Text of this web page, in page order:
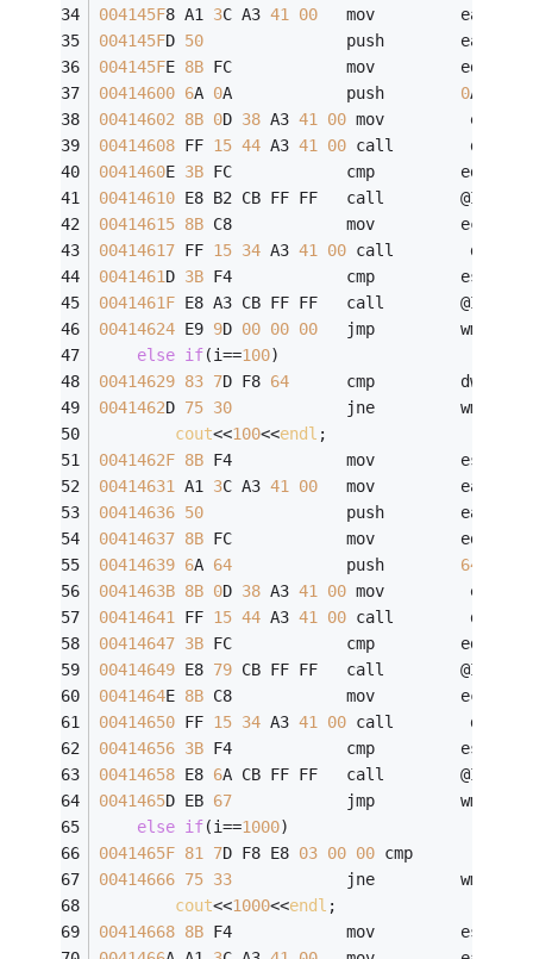
004145F8 A1 3C A3 41 00
mov
004145FD 50
               push        eax
004145FE 8B FC            mov
00414600 6A 0A            push 0Ah
00414602
8B 0D 38 A3 41 00 mov
00414608 FF 15 44 A3 41 00 call        dword
0041460E 3B FC            cmp
00414610 E8 B2 CB FF FF   call        @ILT+
00414615 8B C8            mov
00414617 FF 15 34 A3 41 00 call        dword
0041461D 3B F4            cmp
0041461F E8 A3 CB FF FF   call        @ILT+
00414624 E9 9D 00 00 00
   jmp         wmain+
else if(i==100)
00414629 83 7D F8 64
cmp         dword
0041462D 75 30
            jne         wmain+
cout<<100<<endl ;
0041462F 8B F4            mov
00414631
A1 3C A3 41 00
mov
00414636 50
               push        eax
00414637 8B FC            mov
00414639 6A 64
            push
64
0041463B 8B 0D 38 A3 41 00 mov
00414641
FF 15 44 A3 41 00 call        dword
00414647 3B FC            cmp
00414649 E8 79 CB FF FF   call        @ILT+
0041464E 8B C8            mov
00414650 FF 15 34 A3 41 00 call        dword
00414656 3B F4            cmp
00414658 E8 6A CB FF FF   call        @ILT+
0041465D EB 67
            jmp         wmain+
else if(i==1000)
0041465F 81 7D F8 E8 03 00 00 cmp
00414666 75 33
            jne         wmain+
cout<<1000<<endl ;
00414668 8B F4            mov